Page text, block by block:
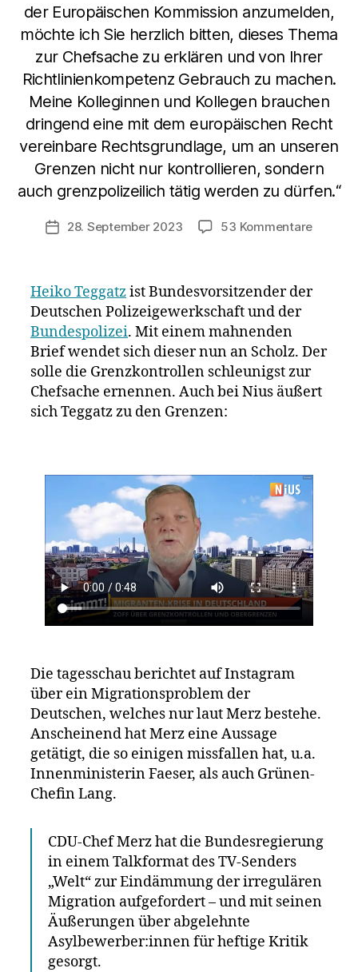
der Europäischen Kommission anzumelden,
möchte ich Sie herzlich bitten, dieses Thema
zur Chefsache zu erklären und von Ihrer
Richtlinienkompetenz Gebrauch zu machen.
Meine Kolleginnen und Kollegen brauchen
dringend eine mit dem europäischen Recht
vereinbare Rechtsgrundlage, um an unseren
Grenzen nicht nur kontrollieren, sondern
auch grenzpolizeilich tätig werden zu dürfen.“
Veröffentlichungsdatum
28. September 2023 53 Kommentarezu
an
Heiko Teggatzist Bundesvorsitzender der
Deutschen Polizeigewerkschaft und der
Bundespolizei. Mit einem mahnenden
Brief wendet sich dieser nun an Scholz. Der
solle die Grenzkontrollen schleunigst zur
Chefsache ernennen. Auch bei Nius äußert
sich Teggatz zu den Grenzen:
Die tagesschau berichtet auf Instagram
über ein Migrationsproblem der
Deutschen, welches nur laut Merz bestehe.
Anscheinend hat Merz eine Aussage
getätigt, die so einigen missfallen hat, u.a.
Innenministerin Faeser, als auch Grünen-
Chefin Lang.
CDU-Chef Merz hat die Bundesregierung
in einem Talkformat des TV-Senders
„Welt“ zur Eindämmung der irregulären
Migration aufgefordert – und mit seinen
Äußerungen über abgelehnte
Asylbewerber:innen für heftige Kritik
gesorgt.